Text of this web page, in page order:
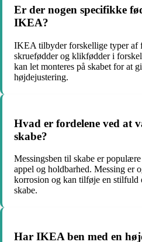
Er der nogen specifikke
IKEA?
IKEA tilbyder forskellige typer af
skruefødder og klikfødder i
kan let monteres på skabet for at
højdejustering.
Hvad er fordelene ved at
skabe?
Messingsben til skabe er
appel og holdbarhed. Messing er
korrosion og kan tilføje en stilfuld
skabe.
Har IKEA ben med en